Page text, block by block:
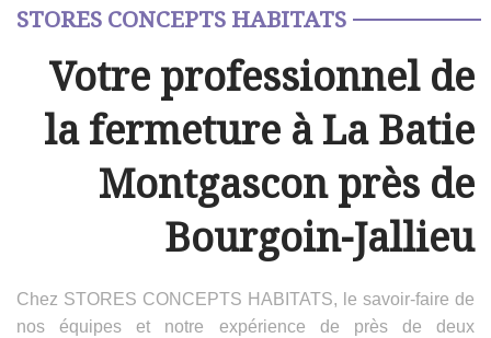
STORES CONCEPTS HABITATS
Votre professionnel de
la fermeture à La Batie
Montgascon près de
Bourgoin-Jallieu
Chez STORES CONCEPTS HABITATS, le savoir-faire de
nos équipes et notre expérience de près de deux